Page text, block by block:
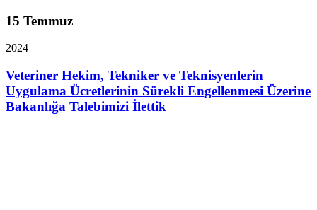
15 Temmuz
2024
Veteriner Hekim, Tekniker ve Teknisyenlerin
Uygulama Ücretlerinin Sürekli Engellenmesi Üzerine
Bakanlığa Talebimizi İlettik